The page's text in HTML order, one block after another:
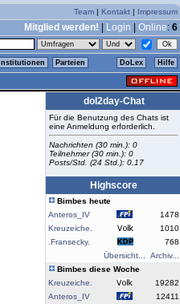
Team | Kontakt | Impressum
Mitglied werden! Login Online: 6
Institutionen Parteien DoLex Hilfe
dol2day-Chat
Für die Benutzung des Chats ist
eine Anmeldung erforderlich.
Nachrichten (30 min.): 0
Teilnehmer (30 min.): 0
Posts/Std. (24 Std.): 0.17
Highscore
Bimbes heute
Anteros_IV
1478
Kreuzeiche.
1010
.Fransecky.
768
Übersicht...
Archiv...
Bimbes diese Woche
Kreuzeiche.
19282
Anteros_IV
12411